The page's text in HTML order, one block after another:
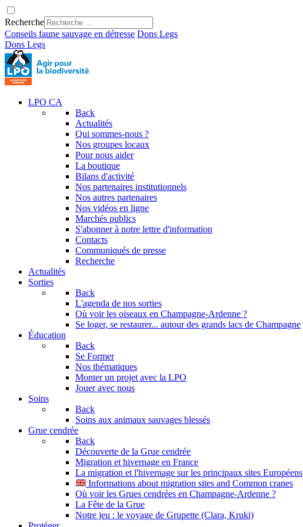
Recherche
Conseils faune sauvage en détresse Dons Legs
Dons Legs
LPO CA
Back
Actualités
Qui sommes-nous ?
Nos groupes locaux
Pour nous aider
La boutique
Bilans d'activité
Nos partenaires institutionnels
Nos autres partenaires
Nos vidéos en ligne
Marchés publics
S'abonner à notre lettre d'information
Contacts
Communiqués de presse
Recherche
Actualités
Sorties
Back
L'agenda de nos sorties
Où voir les oiseaux en Champagne-Ardenne ?
Se loger, se restaurer... autour des grands lacs de Champagne
Éducation
Back
Se Former
Nos thématiques
Monter un projet avec la LPO
Jouer avec nous
Soins
Back
Soins aux animaux sauvages blessés
Grue cendrée
Back
Découverte de la Grue cendrée
Migration et hivernage en France
La migration et l'hivernage sur les principaux sites Européens
Informations about migration sites and Common cranes
Où voir les Grues cendrées en Champagne-Ardenne ?
La Fête de la Grue
Notre jeu : le voyage de Grupette (Clara, Kruki)